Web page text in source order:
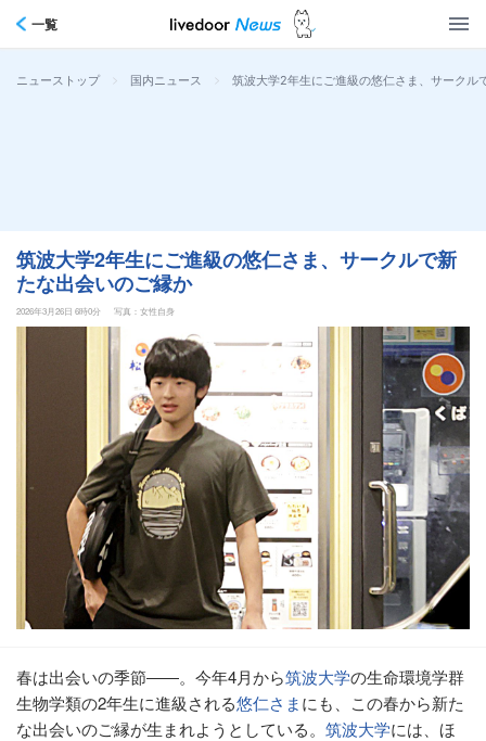
一覧
ニューストップ > 国内ニュース > 筑波大学2年生にご進級の悠仁さま、サークル
筑波大学2年生にご進級の悠仁さま、サークルで新
たな出会いのご縁か
2026年3月26日 6時0分 写真：女性自身
春は出会いの季節――。今年4月から筑波大学の生命環境学群
生物学類の2年生に進級される悠仁さまにも、この春から新た
な出会いのご縁が生まれようとしている。 筑波大学には、ほ